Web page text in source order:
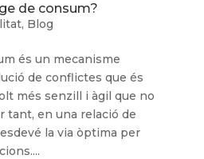
de consum?
, Blog
és un mecanisme
de conflictes que és
més senzill i àgil que no
tant, en una relació de
la via òptima per